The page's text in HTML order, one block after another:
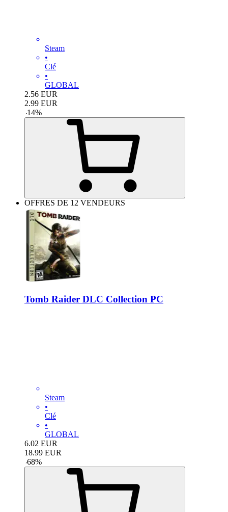
Steam
•
Clé
•
GLOBAL
2.56 EUR
2.99 EUR
-14%
OFFRES DE 12 VENDEURS
Tomb Raider DLC Collection PC
Steam
•
Clé
•
GLOBAL
6.02 EUR
18.99 EUR
-68%